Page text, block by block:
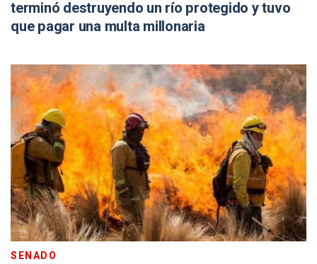
terminó destruyendo un río protegido y tuvo
que pagar una multa millonaria
SENADO